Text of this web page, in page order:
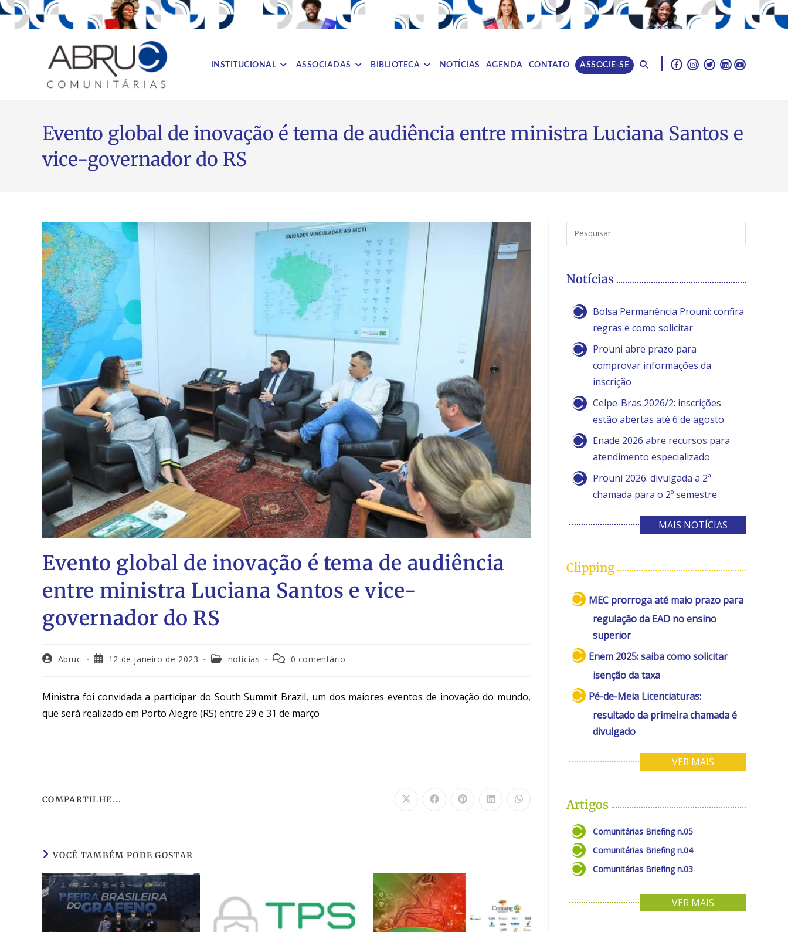
|
INSTITUCIONAL ASSOCIADAS BIBLIOTECA NOTÍCIAS AGENDA CONTATO ASSOCIE-SE
Evento global de inovação é tema de audiência entre ministra Luciana Santos e
vice-governador do RS
Evento global de inovação é tema de audiência
entre ministra Luciana Santos e vice-
governador do RS
Abruc 12 de janeiro de 2023 notícias 0 comentário
Ministra foi convidada a participar do South Summit Brazil, um dos maiores eventos de inovação do mundo,
que será realizado em Porto Alegre (RS) entre 29 e 31 de março
COMPARTILHE...
VOCÊ TAMBÉM PODE GOSTAR
Notícias
Bolsa Permanência Prouni: confira
regras e como solicitar
Prouni abre prazo para
comprovar informações da
inscrição
Celpe-Bras 2026/2: inscrições
estão abertas até 6 de agosto
Enade 2026 abre recursos para
atendimento especializado
Prouni 2026: divulgada a 2ª
chamada para o 2º semestre
MAIS NOTÍCIAS
Clipping
MEC prorroga até maio prazo para
regulação da EAD no ensino
superior
Enem 2025: saiba como solicitar
isenção da taxa
Pé-de-Meia Licenciaturas:
resultado da primeira chamada é
divulgado
VER MAIS
Artigos
Comunitárias Briefing n.05
Comunitárias Briefing n.04
Comunitárias Briefing n.03
VER MAIS